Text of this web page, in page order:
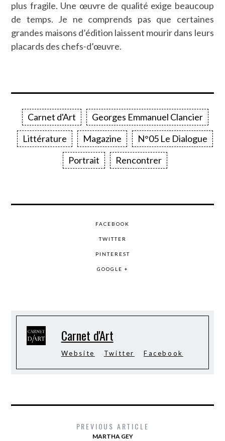
plus fragile. Une œuvre de qualité exige beaucoup
de temps. Je ne comprends pas que certaines
grandes maisons d’édition laissent mourir dans leurs
placards des chefs-d’œuvre.
Carnet d'Art
Georges Emmanuel Clancier
Littérature
Magazine
N°05 Le Dialogue
Portrait
Rencontrer
FACEBOOK
TWITTER
PINTEREST
GOOGLE +
Carnet d'Art
Website Twitter Facebook
PREVIOUS ARTICLE
MARTHA GEY